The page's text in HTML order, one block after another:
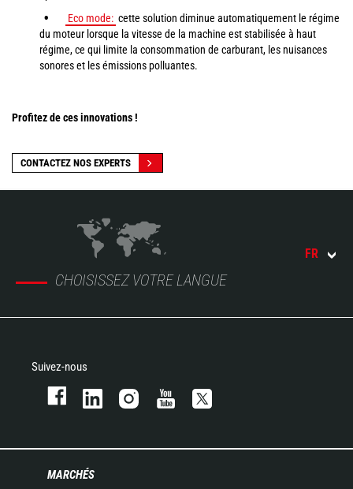
Eco mode: cette solution diminue automatiquement le régime
du moteur lorsque la vitesse de la machine est stabilisée à haut
régime, ce qui limite la consommation de carburant, les nuisances
sonores et les émissions polluantes.
Profitez de ces innovations !
CONTACTEZ NOS EXPERTS
CHOISISSEZ VOTRE LANGUE
FR
Suivez-nous
MARCHÉS